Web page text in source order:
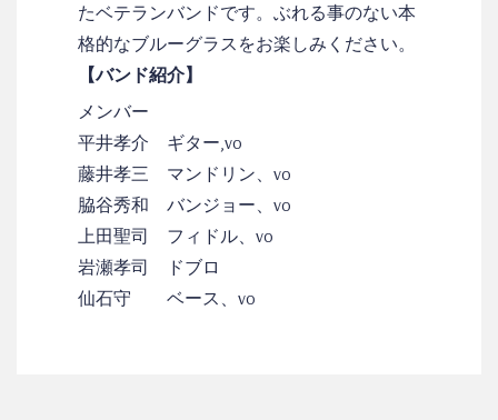
たベテランバンドです。ぶれる事のない本
格的なブルーグラスをお楽しみください。
【バンド紹介】
メンバー
平井孝介 ギター,vo
藤井孝三 マンドリン、vo
脇谷秀和 バンジョー、vo
上田聖司 フィドル、vo
岩瀬孝司 ドブロ
仙石守 ベース、vo